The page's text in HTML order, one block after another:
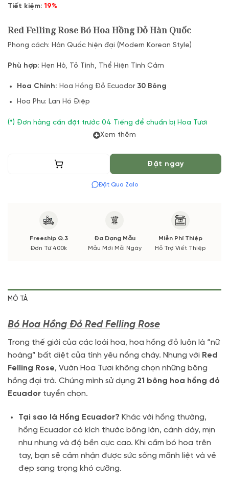
Tiết kiệm:19%
Red Felling Rose Bó Hoa Hồng Đỏ Hàn Quốc
Phong cách: Hàn Quốc hiện đại (Modern Korean Style)
Phù hợp: Hẹn Hò, Tỏ Tình, Thể Hiện Tình Cảm
Hoa Chính: Hoa Hồng Đỏ Ecuador30 Bông
Hoa Phu: Lan Hồ Điệp
(*) Đơn hàng cần đặt trước 04 Tiếng để chuẩn bị Hoa Tươi
theo màu tốt nhất cho bạn, Hoa phụ có thể thay đổi theo
sắc. Nếu có thay đổi về Hoa phụ sẽ được thông báo đến Quý
khách hàng xác nhận trước khi cắm.
Xem thêm
Thêm vào giỏ Đặt ngay
Đặt Qua Zalo
Freeship Q.3
Đơn Từ 400k
Đa Dạng Mẫu
Mẫu Mới Mỗi Ngày
Miễn Phí Thiệp
Hỗ Trợ Viết Thiệp
MÔ TẢ
Bó Hoa Hồng Đỏ Red Felling Rose
Trong thế giới của các loài hoa, hoa hồng đỏ luôn là “nữ
hoàng” bất diệt của tình yêu nồng cháy. Nhưng với Red
Felling Rose, Vườn Hoa Tươi không chọn những bông
hồng đại trà. Chúng mình sử dụng 21 bông hoa hồng đỏ
Ecuador tuyển chọn.
Tại sao là Hồng Ecuador? Khác với hồng thường,
hồng Ecuador có kích thước bông lớn, cánh dày, mịn
như nhung và độ bền cực cao. Khi cầm bó hoa trên
tay, bạn sẽ cảm nhận được sức sống mãnh liệt và vẻ
đẹp sang trọng khó cưỡng.